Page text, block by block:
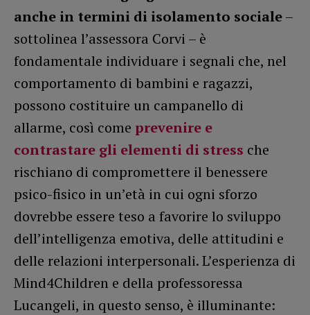
anche in termini di isolamento sociale–
sottolinea l’assessora Corvi – è
fondamentale individuare i segnali che, nel
comportamento di bambini e ragazzi,
possono costituire un campanello di
allarme, così come prevenire e
contrastare gli elementi di stress che
rischiano di compromettere il benessere
psico-fisico in un’età in cui ogni sforzo
dovrebbe essere teso a favorire lo sviluppo
dell’intelligenza emotiva, delle attitudini e
delle relazioni interpersonali. L’esperienza di
Mind4Children e della professoressa
Lucangeli, in questo senso, è illuminante: